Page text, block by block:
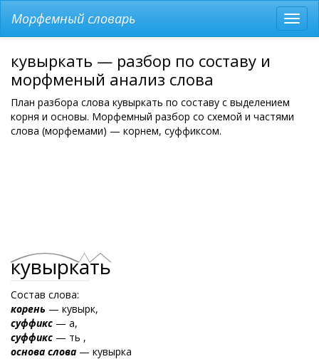
меню
Морфемный словарь
кувыркать — разбор по составу и
морфменый анализ слова
План разбора слова кувыркать по составу с выделением
корня и основы. Морфемный разбор со схемой и частями
слова (морфемами) — корнем, суффиксом.
кувыркать
Состав слова:
корень — кувырк,
суффикс — а,
суффикс — ть ,
основа слова — кувырка